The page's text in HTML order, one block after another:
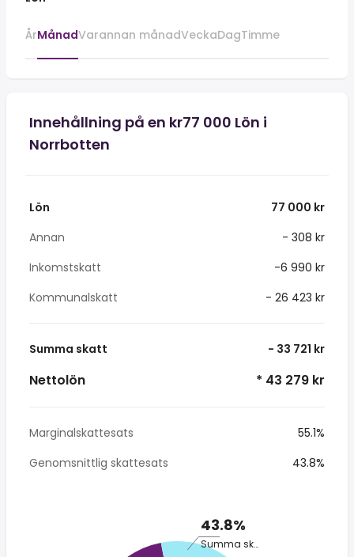
ÅrMånadVarannan månadVeckaDagTimme
Innehållning på en kr77 000 Lön i
Norrbotten
Lön
77 000 kr
Annan
- 308 kr
Inkomstskatt
-6 990 kr
Kommunalskatt
- 26 423 kr
Summa skatt - 33 721 kr
Nettolön * 43 279 kr
Marginalskattesats
55.1%
Genomsnittlig skattesats
43.8%
43.8%
Summa skatt